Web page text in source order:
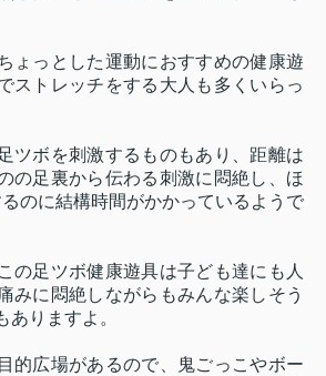
ょっとした運動におすすめの健康遊
ストレッチをする大人も多くいらっ
ツボを刺激するものもあり、距離は
の足裏から伝わる刺激に悶絶し、ほ
のに結構時間がかかっているようで
の足ツボ健康遊具は子ども達にも人
みに悶絶しながらもみんな楽しそう
ありますよ。
的広場があるので、鬼ごっこやボー